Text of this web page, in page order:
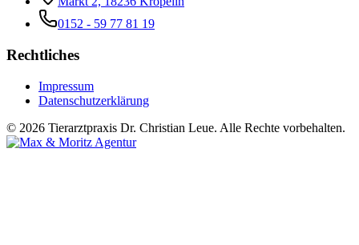
0152 - 59 77 81 19
Rechtliches
Impressum
Datenschutzerklärung
© 2026 Tierarztpraxis Dr. Christian Leue. Alle Rechte vorbehalten.